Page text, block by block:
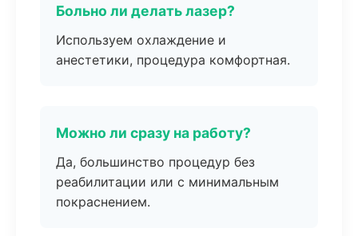
Больно ли делать лазер?
Используем охлаждение и
анестетики, процедура комфортная.
Можно ли сразу на работу?
Да, большинство процедур без
реабилитации или с минимальным
покраснением.